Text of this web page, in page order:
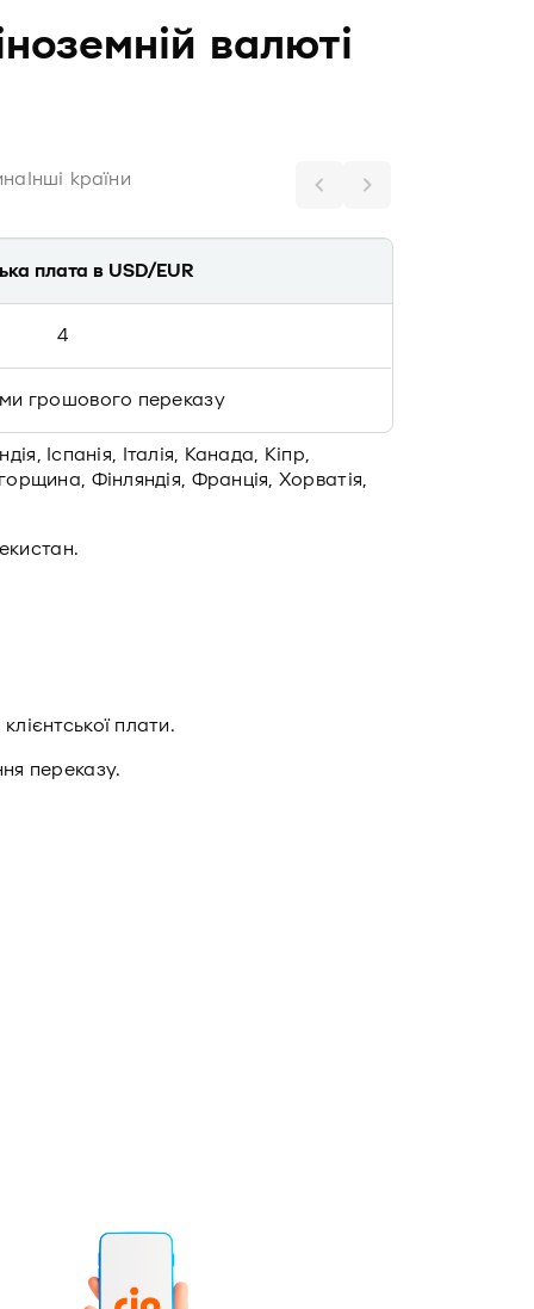
валюті
Інші країни
плата в USD/EUR
4
грошового переказу
Іспанія, Італія, Канада, Кіпр,
Фінляндія, Франція, Хорватія,
плати.
переказу.